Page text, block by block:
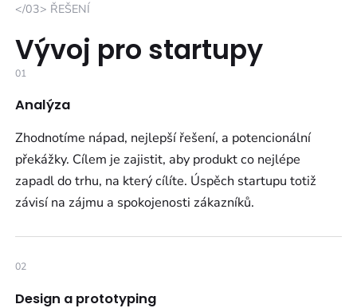
</03> ŘEŠENÍ
Vývoj pro startupy
01
Analýza
Zhodnotíme nápad, nejlepší řešení, a potencionální
překážky. Cílem je zajistit, aby produkt co nejlépe
zapadl do trhu, na který cílíte. Úspěch startupu totiž
závisí na zájmu a spokojenosti zákazníků.
02
Design a prototyping